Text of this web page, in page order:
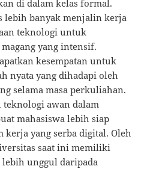
di dalam kelas formal.
lebih banyak menjalin kerja
teknologi untuk
yang intensif.
kesempatan untuk
nyata yang dihadapi oleh
selama masa perkuliahan.
teknologi awan dalam
mahasiswa lebih siap
kerja yang serba digital. Oleh
saat ini memiliki
unggul daripada